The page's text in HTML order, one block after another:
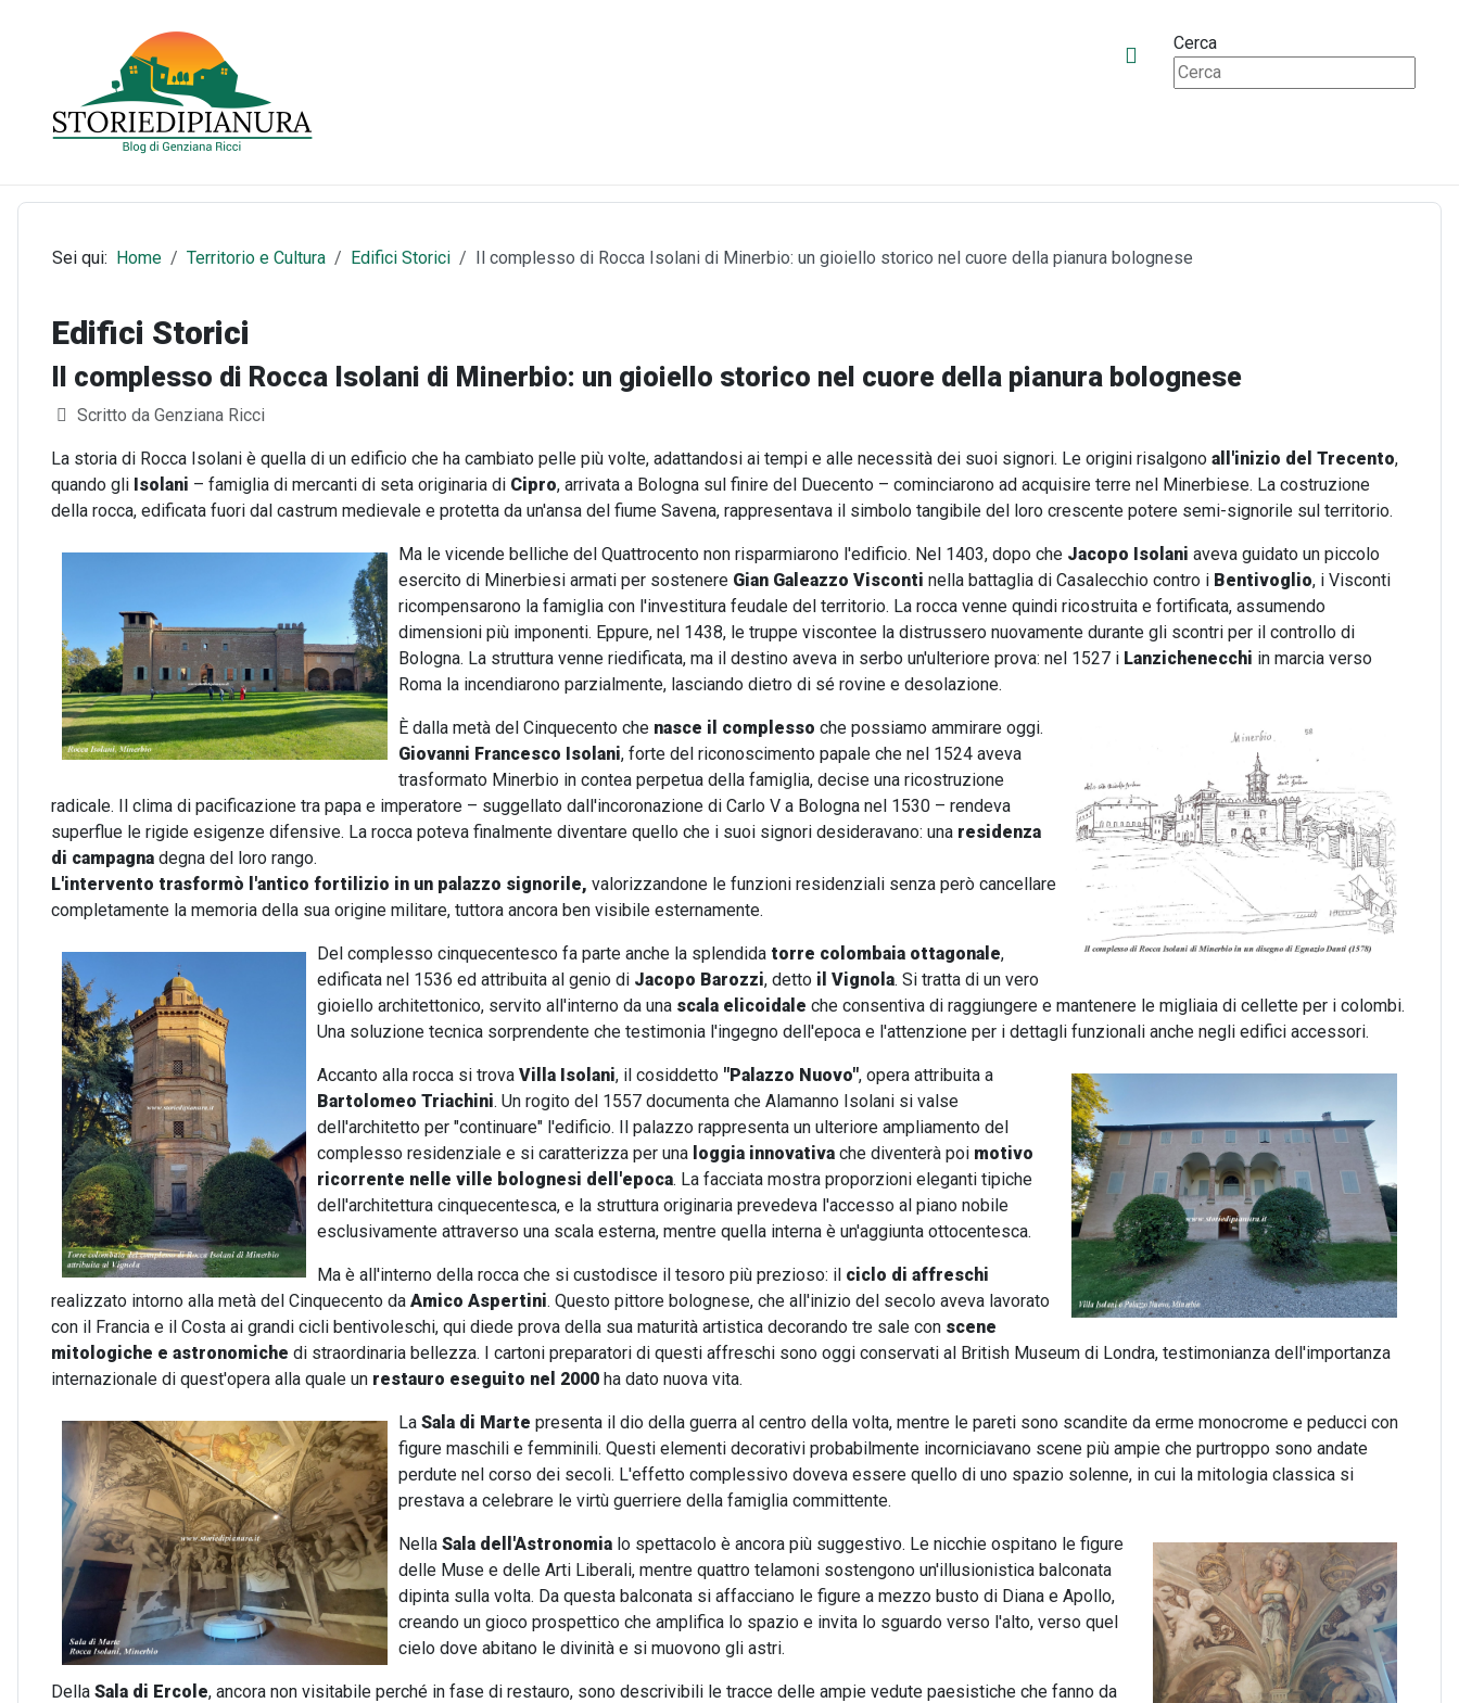
Cerca
Sei qui: Home Territorio e Cultura Edifici Storici Il complesso di Rocca Isolani di Minerbio: un gioiello storico nel cuore della pianura bolognese
Edifici Storici
Il complesso di Rocca Isolani di Minerbio: un gioiello storico nel cuore della pianura bolognese
Dettagli
Scritto da Genziana Ricci
La storia di Rocca Isolani è quella di un edificio che ha cambiato pelle più volte, adattandosi ai tempi e alle necessità dei suoi signori. Le origini risalgono all'inizio del Trecento,
quando gli Isolani – famiglia di mercanti di seta originaria di Cipro, arrivata a Bologna sul finire del Duecento – cominciarono ad acquisire terre nel Minerbiese. La costruzione
della rocca, edificata fuori dal castrum medievale e protetta da un'ansa del fiume Savena, rappresentava il simbolo tangibile del loro crescente potere semi-signorile sul territorio.
Ma le vicende belliche del Quattrocento non risparmiarono l'edificio. Nel 1403, dopo che Jacopo Isolani aveva guidato un piccolo
esercito di Minerbiesi armati per sostenere Gian Galeazzo Visconti nella battaglia di Casalecchio contro i Bentivoglio, i Visconti
ricompensarono la famiglia con l'investitura feudale del territorio. La rocca venne quindi ricostruita e fortificata, assumendo
dimensioni più imponenti. Eppure, nel 1438, le truppe viscontee la distrussero nuovamente durante gli scontri per il controllo di
Bologna. La struttura venne riedificata, ma il destino aveva in serbo un'ulteriore prova: nel 1527 i Lanzichenecchi in marcia verso
Roma la incendiarono parzialmente, lasciando dietro di sé rovine e desolazione.
È dalla metà del Cinquecento che nasce il complesso che possiamo ammirare oggi.
Giovanni Francesco Isolani, forte del riconoscimento papale che nel 1524 aveva
trasformato Minerbio in contea perpetua della famiglia, decise una ricostruzione
radicale. Il clima di pacificazione tra papa e imperatore – suggellato dall'incoronazione di Carlo V a Bologna nel 1530 – rendeva
superflue le rigide esigenze difensive. La rocca poteva finalmente diventare quello che i suoi signori desideravano: una residenza
di campagna degna del loro rango.
L'intervento trasformò l'antico fortilizio in un palazzo signorile, valorizzandone le funzioni residenziali senza però cancellare
completamente la memoria della sua origine militare, tuttora ancora ben visibile esternamente.
Del complesso cinquecentesco fa parte anche la splendida torre colombaia ottagonale,
edificata nel 1536 ed attribuita al genio di Jacopo Barozzi, detto il Vignola. Si tratta di un vero
gioiello architettonico, servito all'interno da una scala elicoidale che consentiva di raggiungere e mantenere le migliaia di cellette per i colombi.
Una soluzione tecnica sorprendente che testimonia l'ingegno dell'epoca e l'attenzione per i dettagli funzionali anche negli edifici accessori.
Accanto alla rocca si trova Villa Isolani, il cosiddetto "Palazzo Nuovo", opera attribuita a
Bartolomeo Triachini. Un rogito del 1557 documenta che Alamanno Isolani si valse
dell'architetto per "continuare" l'edificio. Il palazzo rappresenta un ulteriore ampliamento del
complesso residenziale e si caratterizza per una loggia innovativa che diventerà poi motivo
ricorrente nelle ville bolognesi dell'epoca. La facciata mostra proporzioni eleganti tipiche
dell'architettura cinquecentesca, e la struttura originaria prevedeva l'accesso al piano nobile
esclusivamente attraverso una scala esterna, mentre quella interna è un'aggiunta ottocentesca.
Ma è all'interno della rocca che si custodisce il tesoro più prezioso: il ciclo di affreschi
realizzato intorno alla metà del Cinquecento da Amico Aspertini. Questo pittore bolognese, che all'inizio del secolo aveva lavorato
con il Francia e il Costa ai grandi cicli bentivoleschi, qui diede prova della sua maturità artistica decorando tre sale con scene
mitologiche e astronomiche di straordinaria bellezza. I cartoni preparatori di questi affreschi sono oggi conservati al British Museum di Londra, testimonianza dell'importanza
internazionale di quest'opera alla quale un restauro eseguito nel 2000 ha dato nuova vita.
La Sala di Marte presenta il dio della guerra al centro della volta, mentre le pareti sono scandite da erme monocrome e peducci con
figure maschili e femminili. Questi elementi decorativi probabilmente incorniciavano scene più ampie che purtroppo sono andate
perdute nel corso dei secoli. L'effetto complessivo doveva essere quello di uno spazio solenne, in cui la mitologia classica si
prestava a celebrare le virtù guerriere della famiglia committente.
Nella Sala dell'Astronomia lo spettacolo è ancora più suggestivo. Le nicchie ospitano le figure
delle Muse e delle Arti Liberali, mentre quattro telamoni sostengono un'illusionistica balconata
dipinta sulla volta. Da questa balconata si affacciano le figure a mezzo busto di Diana e Apollo,
creando un gioco prospettico che amplifica lo spazio e invita lo sguardo verso l'alto, verso quel
cielo dove abitano le divinità e si muovono gli astri.
Della Sala di Ercole, ancora non visitabile perché in fase di restauro, sono descrivibili le tracce delle ampie vedute paesistiche che fanno da